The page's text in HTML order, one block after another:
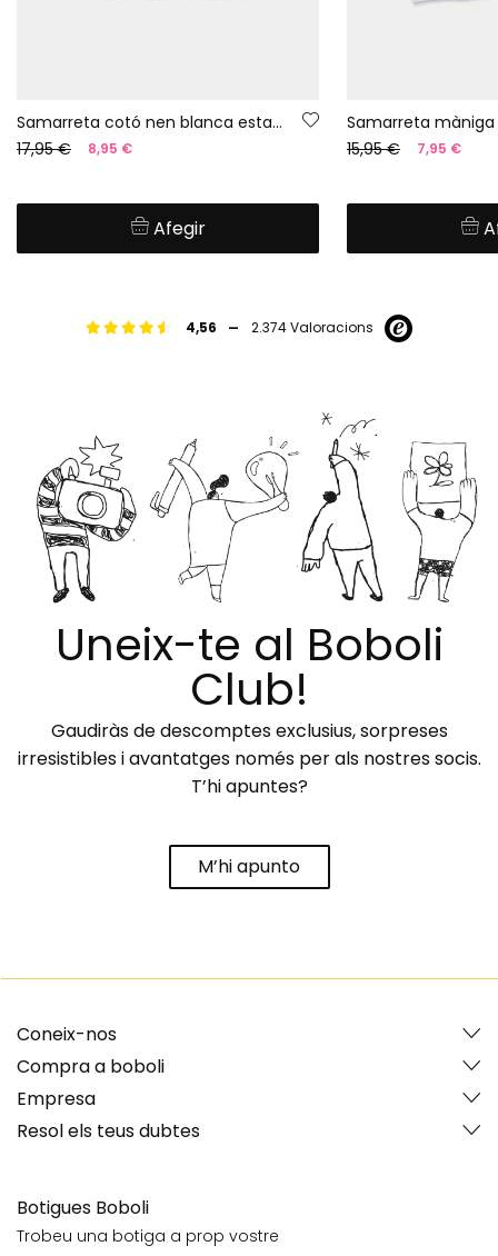
Samarreta cotó nen blanca estampada
17,95 €
8,95 €
Afegir
15,95 € 7,95 €
4,56 - 2.374 Valoracions
Uneix-te al Boboli
Club!
Gaudiràs de descomptes exclusius, sorpreses
irresistibles i avantatges només per als nostres socis.
T’hi apuntes?
M’hi apunto
Coneix-nos
Compra a boboli
Empresa
Resol els teus dubtes
Botigues Boboli
Trobeu una botiga a prop vostre